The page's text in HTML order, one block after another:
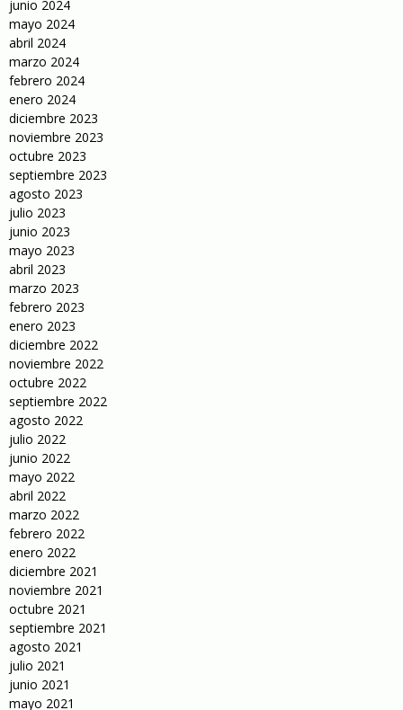
junio 2024
mayo 2024
abril 2024
marzo 2024
febrero 2024
enero 2024
diciembre 2023
noviembre 2023
octubre 2023
septiembre 2023
agosto 2023
julio 2023
junio 2023
mayo 2023
abril 2023
marzo 2023
febrero 2023
enero 2023
diciembre 2022
noviembre 2022
octubre 2022
septiembre 2022
agosto 2022
julio 2022
junio 2022
mayo 2022
abril 2022
marzo 2022
febrero 2022
enero 2022
diciembre 2021
noviembre 2021
octubre 2021
septiembre 2021
agosto 2021
julio 2021
junio 2021
mayo 2021